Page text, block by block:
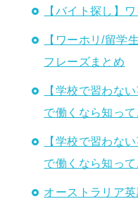
【バイト探し】
【ワーホリ/留学
フレーズまとめ
【学校で習わな
で働くなら知っ
【学校で習わな
で働くなら知っ
オーストラリア